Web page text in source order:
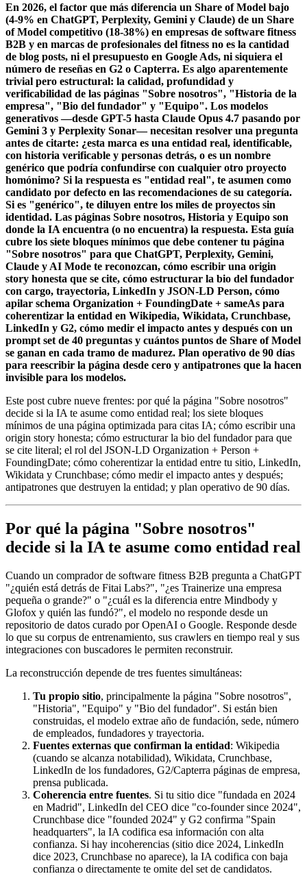
En 2026, el factor que más diferencia un Share of Model bajo
(4-9% en ChatGPT, Perplexity, Gemini y Claude) de un Share
of Model competitivo (18-38%) en empresas de software fitness
B2B y en marcas de profesionales del fitness no es la cantidad
de blog posts, ni el presupuesto en Google Ads, ni siquiera el
número de reseñas en G2 o Capterra. Es algo aparentemente
trivial pero estructural: la calidad, profundidad y
verificabilidad de las páginas "Sobre nosotros", "Historia de la
empresa", "Bio del fundador" y "Equipo". Los modelos
generativos —desde GPT-5 hasta Claude Opus 4.7 pasando por
Gemini 3 y Perplexity Sonar— necesitan resolver una pregunta
antes de citarte: ¿esta marca es una entidad real, identificable,
con historia verificable y personas detrás, o es un nombre
genérico que podría confundirse con cualquier otro proyecto
homónimo? Si la respuesta es "entidad real", te asumen como
candidato por defecto en las recomendaciones de su categoría.
Si es "genérico", te diluyen entre los miles de proyectos sin
identidad. Las páginas Sobre nosotros, Historia y Equipo son
donde la IA encuentra (o no encuentra) la respuesta. Esta guía
cubre los siete bloques mínimos que debe contener tu página
"Sobre nosotros" para que ChatGPT, Perplexity, Gemini,
Claude y AI Mode te reconozcan, cómo escribir una origin
story honesta que se cite, cómo estructurar la bio del fundador
con cargo, trayectoria, LinkedIn y JSON-LD Person, cómo
apilar schema Organization + FoundingDate + sameAs para
coherentizar la entidad en Wikipedia, Wikidata, Crunchbase,
LinkedIn y G2, cómo medir el impacto antes y después con un
prompt set de 40 preguntas y cuántos puntos de Share of Model
se ganan en cada tramo de madurez. Plan operativo de 90 días
para reescribir la página desde cero y antipatrones que la hacen
invisible para los modelos.
Este post cubre nueve frentes: por qué la página "Sobre nosotros"
decide si la IA te asume como entidad real; los siete bloques
mínimos de una página optimizada para citas IA; cómo escribir una
origin story honesta; cómo estructurar la bio del fundador para que
se cite literal; el rol del JSON-LD Organization + Person +
FoundingDate; cómo coherentizar la entidad entre tu sitio, LinkedIn,
Wikidata y Crunchbase; cómo medir el impacto antes y después;
antipatrones que destruyen la entidad; y plan operativo de 90 días.
Por qué la página "Sobre nosotros"
decide si la IA te asume como entidad real
Cuando un comprador de software fitness B2B pregunta a ChatGPT
"¿quién está detrás de Fitai Labs?", "¿es Trainerize una empresa
pequeña o grande?" o "¿cuál es la diferencia entre Mindbody y
Glofox y quién las fundó?", el modelo no responde desde un
repositorio de datos curado por OpenAI o Google. Responde desde
lo que su corpus de entrenamiento, sus crawlers en tiempo real y sus
integraciones con buscadores le permiten reconstruir.
La reconstrucción depende de tres fuentes simultáneas:
Tu propio sitio, principalmente la página "Sobre nosotros",
"Historia", "Equipo" y "Bio del fundador". Si están bien
construidas, el modelo extrae año de fundación, sede, número
de empleados, fundadores y trayectoria.
Fuentes externas que confirman la entidad: Wikipedia
(cuando se alcanza notabilidad), Wikidata, Crunchbase,
LinkedIn de los fundadores, G2/Capterra páginas de empresa,
prensa publicada.
Coherencia entre fuentes. Si tu sitio dice "fundada en 2024
en Madrid", LinkedIn del CEO dice "co-founder since 2024",
Crunchbase dice "founded 2024" y G2 confirma "Spain
headquarters", la IA codifica esa información con alta
confianza. Si hay incoherencias (sitio dice 2024, LinkedIn
dice 2023, Crunchbase no aparece), la IA codifica con baja
confianza o directamente te omite del set de candidatos.